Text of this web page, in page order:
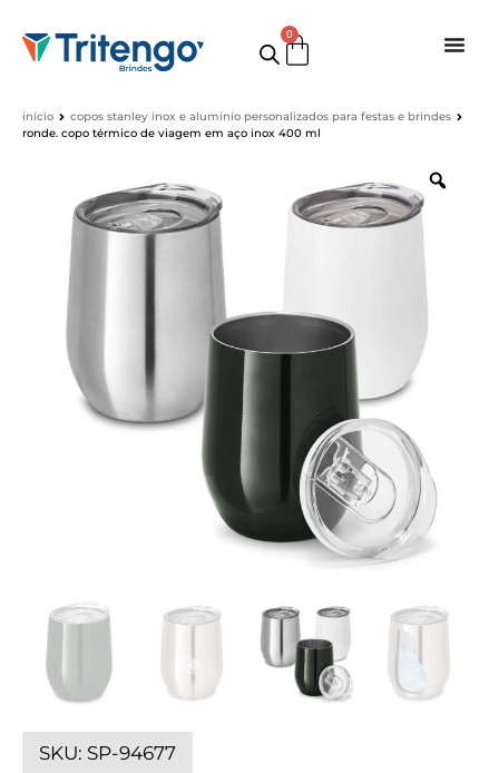
0
início
copos stanley inox e alumínio personalizados para festas e brindes
ronde. copo térmico de viagem em aço inox 400 ml
SKU: SP-94677